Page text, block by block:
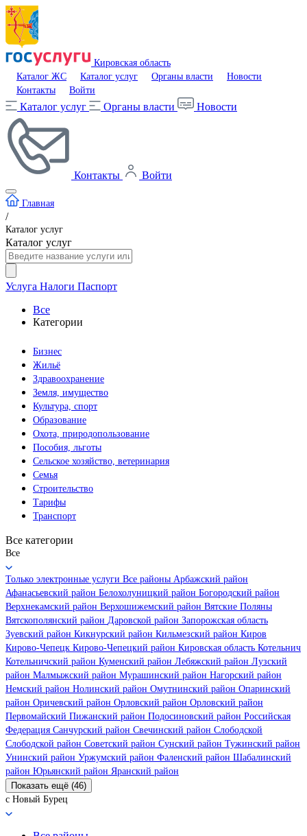
Кировская область
Каталог ЖС
Каталог услуг Органы власти
Новости
Контакты
Войти
Каталог услуг Органы власти Новости
Контакты Войти
Главная
/
Каталог услуг
Каталог услуг
Услуга Налоги Паспорт
Все
Категории
Бизнес
Жильё
Здравоохранение
Земля, имущество
Культура, спорт
Образование
Охота, природопользование
Пособия, льготы
Сельское хозяйство, ветеринария
Семья
Строительство
Тарифы
Транспорт
Все категории
Все
Только электронные услуги Все районы Арбажский район
Афанасьевский район Белохолуницкий район Богородский район
Верхнекамский район Верхошижемский район Вятские Поляны
Вятскополянский район Даровской район Запорожская область
Зуевский район Кикнурский район Кильмезский район Киров
Кирово-Чепецк Кирово-Чепецкий район Кировская область Котельнич
Котельничский район Куменский район Лебяжский район Лузский
район Малмыжский район Мурашинский район Нагорский район
Немский район Нолинский район Омутнинский район Опаринский
район Оричевский район Орловский район Орловский район
Первомайский Пижанский район Подосиновский район Российская
Федерация Санчурский район Свечинский район Слободской
Слободской район Советский район Сунский район Тужинский район
Унинский район Уржумский район Фаленский район Шабалинский
район Юрьянский район Яранский район
Показать ещё (46)
с Новый Бурец